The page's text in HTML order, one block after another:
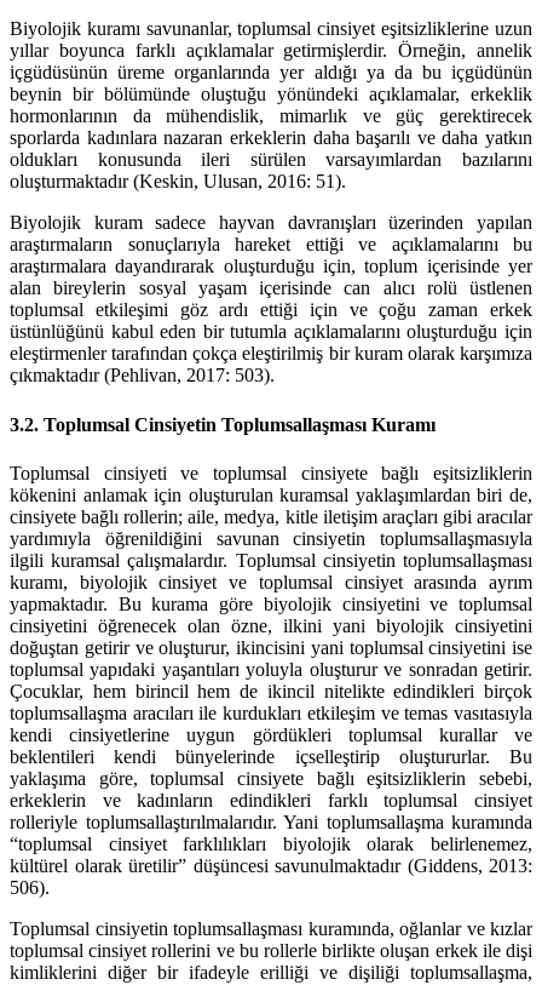
Biyolojik kuramı savunanlar, toplumsal cinsiyet eşitsizliklerine uzun
yıllar boyunca farklı açıklamalar getirmişlerdir. Örneğin, annelik
içgüdüsünün üreme organlarında yer aldığı ya da bu içgüdünün
beynin bir bölümünde oluştuğu yönündeki açıklamalar, erkeklik
hormonlarının da mühendislik, mimarlık ve güç gerektirecek
sporlarda kadınlara nazaran erkeklerin daha başarılı ve daha yatkın
oldukları konusunda ileri sürülen varsayımlardan bazılarını
oluşturmaktadır (Keskin, Ulusan, 2016: 51).
Biyolojik kuram sadece hayvan davranışları üzerinden yapılan
araştırmaların sonuçlarıyla hareket ettiği ve açıklamalarını bu
araştırmalara dayandırarak oluşturduğu için, toplum içerisinde yer
alan bireylerin sosyal yaşam içerisinde can alıcı rolü üstlenen
toplumsal etkileşimi göz ardı ettiği için ve çoğu zaman erkek
üstünlüğünü kabul eden bir tutumla açıklamalarını oluşturduğu için
eleştirmenler tarafından çokça eleştirilmiş bir kuram olarak karşımıza
çıkmaktadır (Pehlivan, 2017: 503).
3.2. Toplumsal Cinsiyetin Toplumsallaşması Kuramı
Toplumsal cinsiyeti ve toplumsal cinsiyete bağlı eşitsizliklerin
kökenini anlamak için oluşturulan kuramsal yaklaşımlardan biri de,
cinsiyete bağlı rollerin; aile, medya, kitle iletişim araçları gibi aracılar
yardımıyla öğrenildiğini savunan cinsiyetin toplumsallaşmasıyla
ilgili kuramsal çalışmalardır. Toplumsal cinsiyetin toplumsallaşması
kuramı, biyolojik cinsiyet ve toplumsal cinsiyet arasında ayrım
yapmaktadır. Bu kurama göre biyolojik cinsiyetini ve toplumsal
cinsiyetini öğrenecek olan özne, ilkini yani biyolojik cinsiyetini
doğuştan getirir ve oluşturur, ikincisini yani toplumsal cinsiyetini ise
toplumsal yapıdaki yaşantıları yoluyla oluşturur ve sonradan getirir.
Çocuklar, hem birincil hem de ikincil nitelikte edindikleri birçok
toplumsallaşma aracıları ile kurdukları etkileşim ve temas vasıtasıyla
kendi cinsiyetlerine uygun gördükleri toplumsal kurallar ve
beklentileri kendi bünyelerinde içselleştirip oluştururlar. Bu
yaklaşıma göre, toplumsal cinsiyete bağlı eşitsizliklerin sebebi,
erkeklerin ve kadınların edindikleri farklı toplumsal cinsiyet
rolleriyle toplumsallaştırılmalarıdır. Yani toplumsallaşma kuramında
“toplumsal cinsiyet farklılıkları biyolojik olarak belirlenemez,
kültürel olarak üretilir” düşüncesi savunulmaktadır (Giddens, 2013:
506).
Toplumsal cinsiyetin toplumsallaşması kuramında, oğlanlar ve kızlar
toplumsal cinsiyet rollerini ve bu rollerle birlikte oluşan erkek ile dişi
kimliklerini diğer bir ifadeyle erilliği ve dişiliği toplumsallaşma,